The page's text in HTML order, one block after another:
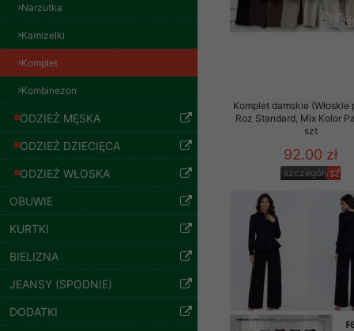
Narzutka
Kamizelki
Komplet
Kombinezon
ODZIEŻ MĘSKA
ODZIEŻ DZIECIĘCA
ODZIEŻ WŁOSKA
OBUWIE
KURTKI
BIELIZNA
JEANSY (SPODNIE)
DODATKI
54.00 zł
Bluzy damskie Roz
L-3XL. 1 kolor.
Komplet damskie (Włoskie
Roz Standard, Mix Kolor
szt
92.00 zł
szczegóły
znajdziesz
Potrzebujemy na to
Jeżeli klikniesz
Wyrażenie zgody jest
wpływa na zgodność
Dodatkowe
Twoich danych,
podejmowaniu
danych osobowych)
Polityka prywatności
Polityka prywatności
Zapewniamy naszym